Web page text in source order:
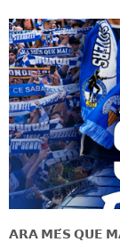
𝗔𝗥𝗔 𝗠𝗘́𝗦 𝗤𝗨𝗘